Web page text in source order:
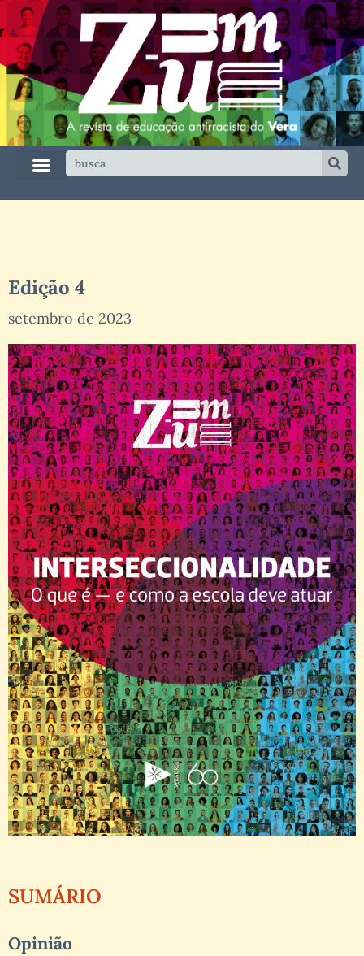
Edição 4
setembro de 2023
SUMÁRIO
Opinião